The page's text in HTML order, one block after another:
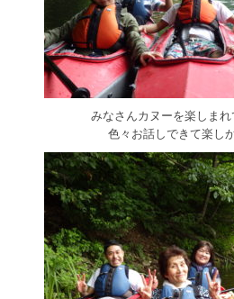
みなさんカヌーを楽しまれ
色々お話しできて楽し